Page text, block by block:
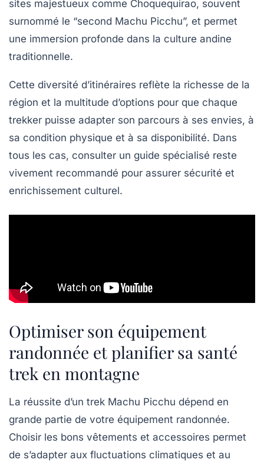
sites majestueux comme Choquequirao, souvent
surnommé le “second Machu Picchu”, et permet
une immersion profonde dans la culture andine
traditionnelle.
Cette diversité d’itinéraires reflète la richesse de la
région et la multitude d’options pour que chaque
trekker puisse adapter son parcours à ses envies, à
sa condition physique et à sa disponibilité. Dans
tous les cas, consulter un guide spécialisé reste
vivement recommandé pour assurer sécurité et
enrichissement culturel.
Optimiser son équipement
randonnée et planifier sa santé
trek en montagne
La réussite d’un trek Machu Picchu dépend en
grande partie de votre équipement randonnée.
Choisir les bons vêtements et accessoires permet
de s’adapter aux fluctuations climatiques et au